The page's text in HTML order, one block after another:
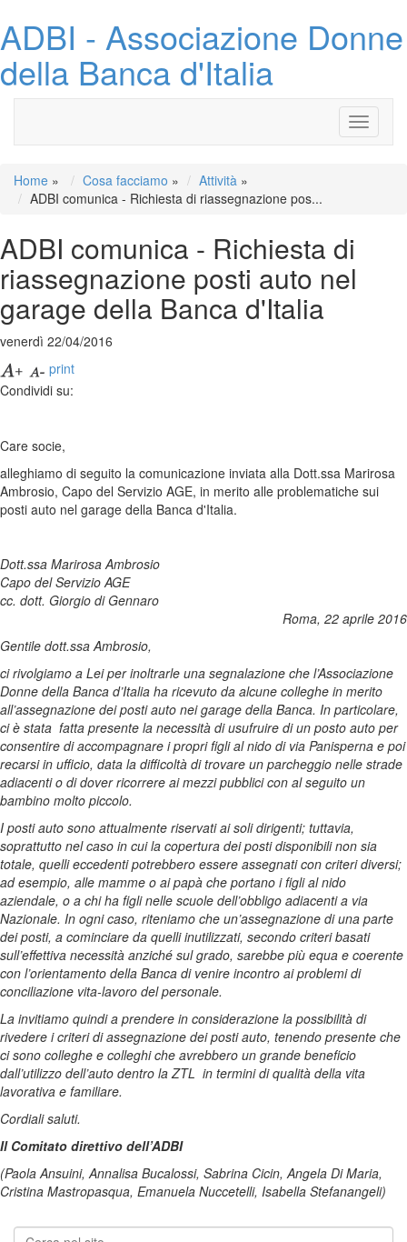
ADBI - Associazione Donne
della Banca d'Italia
Toggle
Home » Cosa facciamo » Attività »
ADBI comunica - Richiesta di riassegnazione pos...
ADBI comunica - Richiesta di
riassegnazione posti auto nel
garage della Banca d'Italia
venerdì 22/04/2016
print
Condividi su:
Care socie,
alleghiamo di seguito la comunicazione inviata alla Dott.ssa Marirosa
Ambrosio, Capo del Servizio AGE, in merito alle problematiche sui
posti auto nel garage della Banca d'Italia.
Dott.ssa Marirosa Ambrosio
Capo del Servizio AGE
cc. dott. Giorgio di Gennaro
Roma, 22 aprile 2016
Gentile dott.ssa Ambrosio,
ci rivolgiamo a Lei per inoltrarle una segnalazione che l’Associazione
Donne della Banca d’Italia ha ricevuto da alcune colleghe in merito
all’assegnazione dei posti auto nei garage della Banca. In particolare,
ci è stata fatta presente la necessità di usufruire di un posto auto per
consentire di accompagnare i propri figli al nido di via Panisperna e poi
recarsi in ufficio, data la difficoltà di trovare un parcheggio nelle strade
adiacenti o di dover ricorrere ai mezzi pubblici con al seguito un
bambino molto piccolo.
I posti auto sono attualmente riservati ai soli dirigenti; tuttavia,
soprattutto nel caso in cui la copertura dei posti disponibili non sia
totale, quelli eccedenti potrebbero essere assegnati con criteri diversi;
ad esempio, alle mamme o ai papà che portano i figli al nido
aziendale, o a chi ha figli nelle scuole dell’obbligo adiacenti a via
Nazionale. In ogni caso, riteniamo che un’assegnazione di una parte
dei posti, a cominciare da quelli inutilizzati, secondo criteri basati
sull’effettiva necessità anziché sul grado, sarebbe più equa e coerente
con l’orientamento della Banca di venire incontro ai problemi di
conciliazione vita-lavoro del personale.
La invitiamo quindi a prendere in considerazione la possibilità di
rivedere i criteri di assegnazione dei posti auto, tenendo presente che
ci sono colleghe e colleghi che avrebbero un grande beneficio
dall’utilizzo dell’auto dentro la ZTL in termini di qualità della vita
lavorativa e familiare.
Cordiali saluti.
Il Comitato direttivo dell’ADBI
(Paola Ansuini, Annalisa Bucalossi, Sabrina Cicin, Angela Di Maria,
Cristina Mastropasqua, Emanuela Nuccetelli, Isabella Stefanangeli)